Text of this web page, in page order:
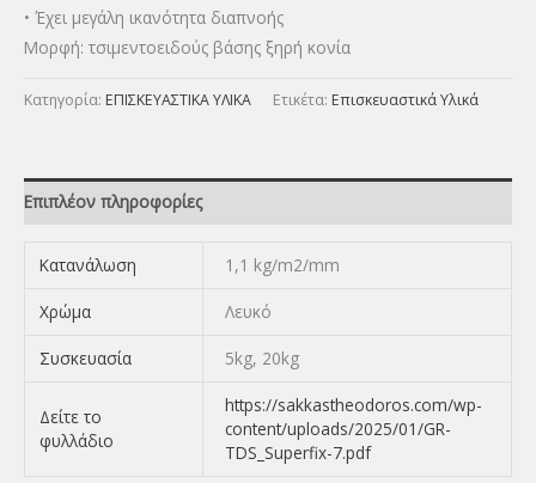
• Έχει μεγάλη ικανότητα διαπνοής
Μορφή: τσιμεντοειδούς βάσης ξηρή κονία
Κατηγορία: ΕΠΙΣΚΕΥΑΣΤΙΚΑ ΥΛΙΚΑ Ετικέτα: Επισκευαστικά Υλικά
Επιπλέον πληροφορίες
Κατανάλωση 1,1 kg/m2/mm
Χρώμα Λευκό
Συσκευασία 5kg, 20kg
Δείτε το
φυλλάδιο
https://sakkastheodoros.com/wp-
content/uploads/2025/01/GR-
TDS_Superfix-7.pdf